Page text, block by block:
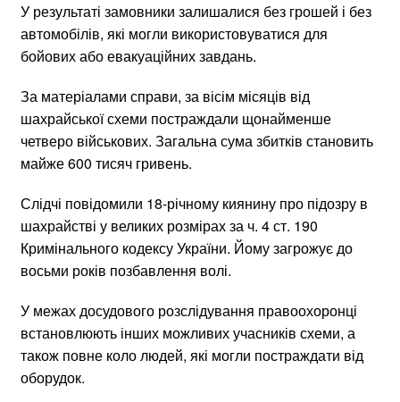
У результаті замовники залишалися без грошей і без
автомобілів, які могли використовуватися для
бойових або евакуаційних завдань.
За матеріалами справи, за вісім місяців від
шахрайської схеми постраждали щонайменше
четверо військових. Загальна сума збитків становить
майже 600 тисяч гривень.
Слідчі повідомили 18-річному киянину про підозру в
шахрайстві у великих розмірах за ч. 4 ст. 190
Кримінального кодексу України. Йому загрожує до
восьми років позбавлення волі.
У межах досудового розслідування правоохоронці
встановлюють інших можливих учасників схеми, а
також повне коло людей, які могли постраждати від
оборудок.